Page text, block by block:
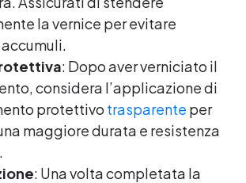
la vernice per evitare
: Dopo aver verniciato il
considera l’applicazione di
protettivo trasparente per
maggiore durata e resistenza
: Una volta completata la